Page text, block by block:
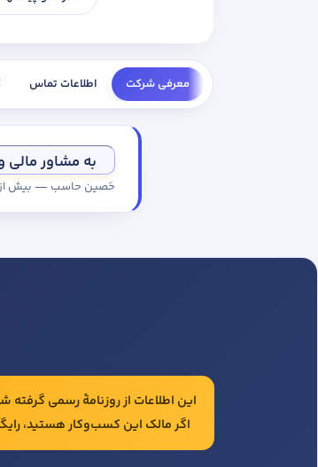
معرفی شرکت اطلاعات تماس
به مشاور مالی
حَصین حاسب — بیش از ۲۵ سال تجربه در حسابداری و مالیات
این اطلاعات از روزنامهٔ رسمی
اگر مالک این کسب‌وکار هستید،